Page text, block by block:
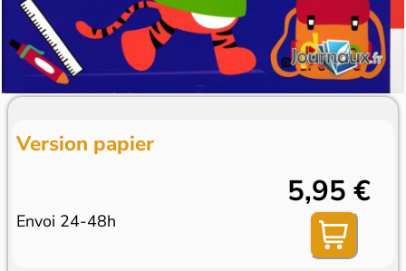
Version papier
Envoi 24-48h
5,95 €